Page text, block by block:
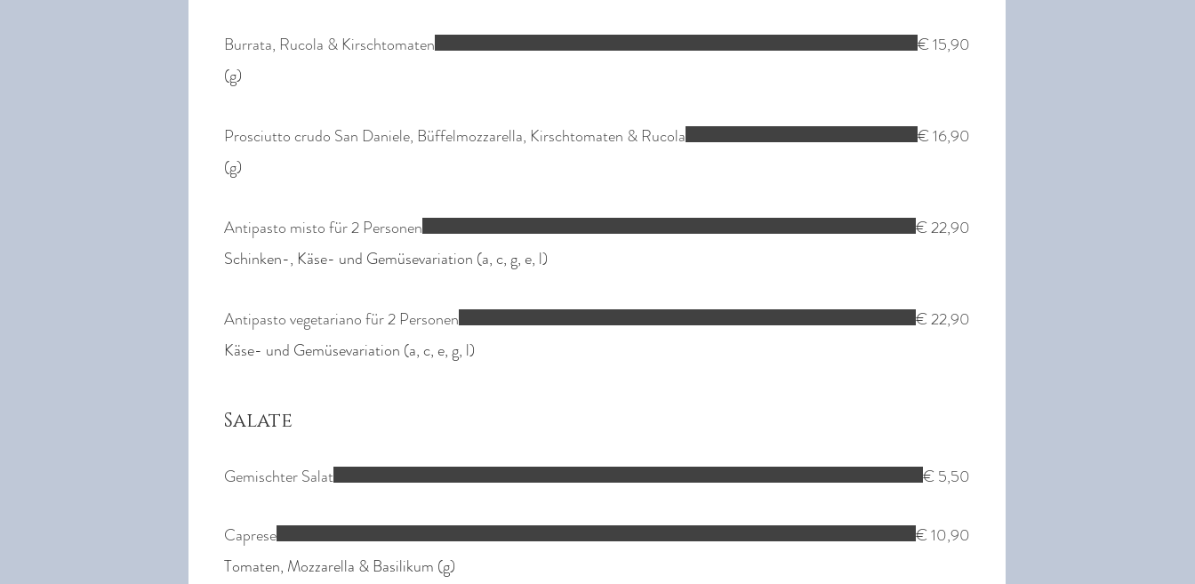
Burrata, Rucola & Kirschtomaten
(g)
€ 15,90
Prosciutto crudo San Daniele, Büffelmozzarella, Kirschtomaten & Rucola
(g)
€ 16,90
Antipasto misto für 2 Personen
Schinken-, Käse- und Gemüsevariation (a, c, g, e, l)
€ 22,90
Antipasto vegetariano für 2 Personen
Käse- und Gemüsevariation (a, c, e, g, l)
€ 22,90
Salate
Gemischter Salat € 5,50
Caprese
Tomaten, Mozzarella & Basilikum (g)
€ 10,90